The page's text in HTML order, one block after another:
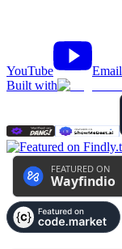
YouTube
Email
Built with